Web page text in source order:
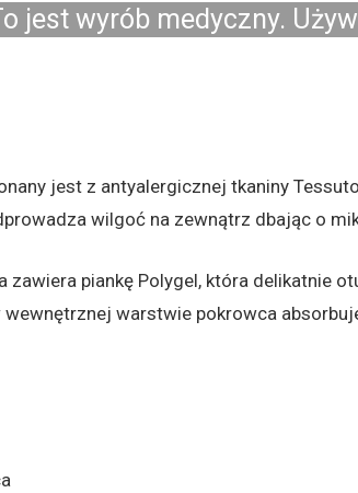
jest wyrób medyczny.
jest z antyalergicznej tkaniny
wilgoć na zewnątrz dbając o
piankę Polygel, która delikatnie
warstwie pokrowca